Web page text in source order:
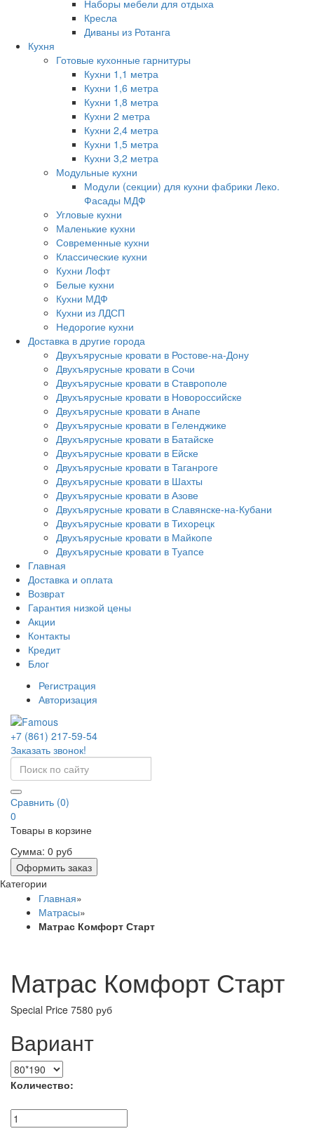
Наборы мебели для отдыха
Кресла
Диваны из Ротанга
Кухня
Готовые кухонные гарнитуры
Кухни 1,1 метра
Кухни 1,6 метра
Кухни 1,8 метра
Кухни 2 метра
Кухни 2,4 метра
Кухни 1,5 метра
Кухни 3,2 метра
Модульные кухни
Модули (секции) для кухни фабрики Леко.
Фасады МДФ
Угловые кухни
Маленькие кухни
Современные кухни
Классические кухни
Кухни Лофт
Белые кухни
Кухни МДФ
Кухни из ЛДСП
Недорогие кухни
Доставка в другие города
Двухъярусные кровати в Ростове-на-Дону
Двухъярусные кровати в Сочи
Двухъярусные кровати в Ставрополе
Двухъярусные кровати в Новороссийске
Двухъярусные кровати в Анапе
Двухъярусные кровати в Геленджике
Двухъярусные кровати в Батайске
Двухъярусные кровати в Ейске
Двухъярусные кровати в Таганроге
Двухъярусные кровати в Шахты
Двухъярусные кровати в Азове
Двухъярусные кровати в Славянске-на-Кубани
Двухъярусные кровати в Тихорецк
Двухъярусные кровати в Майкопе
Двухъярусные кровати в Туапсе
Главная
Доставка и оплата
Возврат
Гарантия низкой цены
Акции
Контакты
Кредит
Блог
Регистрация
Авторизация
+7 (861) 217-59-54
Заказать звонок!
Сравнить (0)
0
Товары в корзине
Сумма: 0 руб
Оформить заказ
Категории
Главная»
Матрасы»
Матрас Комфорт Старт
Матрас Комфорт Старт
Special Price 7580 руб
Вариант
Количество: